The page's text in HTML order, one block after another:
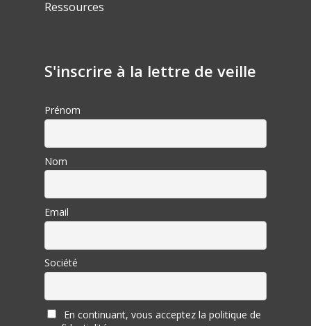
Ressources
S'inscrire à la lettre de veille
Prénom
Nom
Email
Société
En continuant, vous acceptez la politique de